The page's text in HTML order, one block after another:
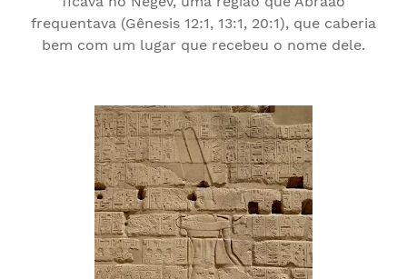
frequentava (Gênesis 12:1, 13:1, 20:1), que caberia
bem com um lugar que recebeu o nome dele.